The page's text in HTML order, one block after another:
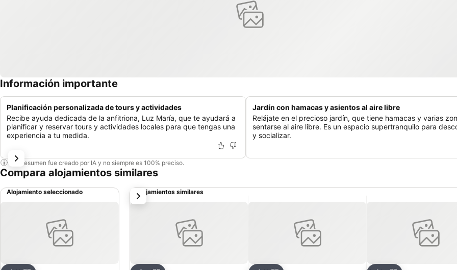
Información importante
Planificación personalizada de tours y actividades
Recibe ayuda dedicada de la anfitriona, Luz María, que te ayudará a
planificar y reservar tours y actividades locales para que tengas una
experiencia a tu medida.
Jardín con hamacas y asientos al aire libre
Relájate en el precioso jardín, que tiene hamacas y varias
sentarse al aire libre. Es un espacio supertranquilo para
y socializar.
Este resumen fue creado por IA y no siempre es 100% preciso.
Compara alojamientos similares
Alojamiento seleccionado Alojamientos similares
siguiente